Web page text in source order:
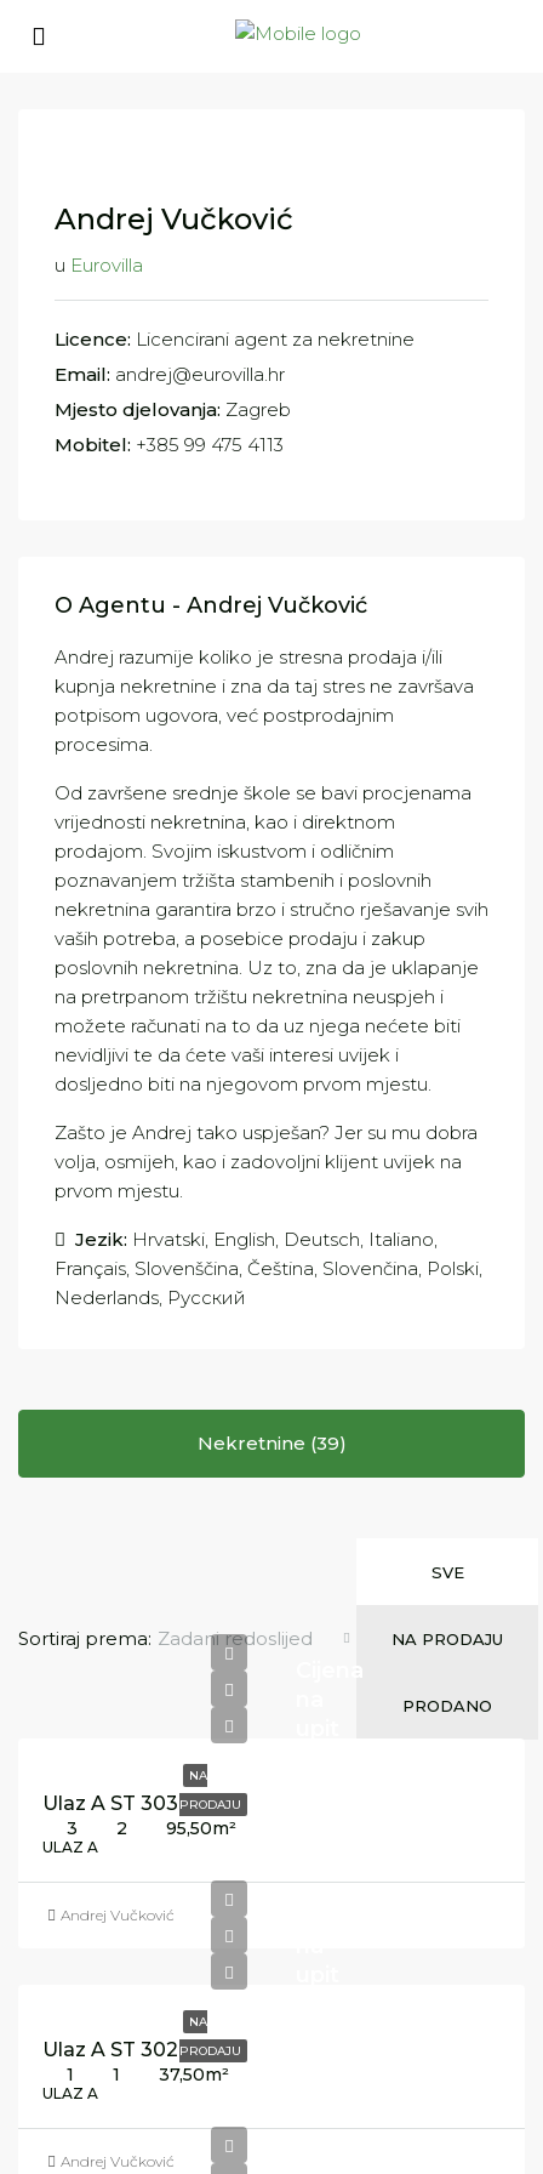
Andrej Vučković
u Eurovilla
Licence: Licencirani agent za nekretnine
Email: andrej@eurovilla.hr
Mjesto djelovanja: Zagreb
Mobitel: +385 99 475 4113
O Agentu - Andrej Vučković
Andrej razumije koliko je stresna prodaja i/ili
kupnja nekretnine i zna da taj stres ne završava
potpisom ugovora, već postprodajnim
procesima.
Od završene srednje škole se bavi procjenama
vrijednosti nekretnina, kao i direktnom
prodajom. Svojim iskustvom i odličnim
poznavanjem tržišta stambenih i poslovnih
nekretnina garantira brzo i stručno rješavanje svih
vaših potreba, a posebice prodaju i zakup
poslovnih nekretnina. Uz to, zna da je uklapanje
na pretrpanom tržištu nekretnina neuspjeh i
možete računati na to da uz njega nećete biti
nevidljivi te da ćete vaši interesi uvijek i
dosljedno biti na njegovom prvom mjestu.
Zašto je Andrej tako uspješan? Jer su mu dobra
volja, osmijeh, kao i zadovoljni klijent uvijek na
prvom mjestu.
Jezik: Hrvatski, English, Deutsch, Italiano,
Français, Slovenščina, Čeština, Slovenčina, Polski,
Nederlands, Русский
Nekretnine (39)
SVE
NA PRODAJU
PRODANO
Sortiraj prema: Zadani redoslijed
NA
PRODAJU
Ulaz A ST 303
3 2 95,50m²
ULAZ A
Andrej Vučković
NA
PRODAJU
Ulaz A ST 302
1 1 37,50m²
ULAZ A
Andrej Vučković